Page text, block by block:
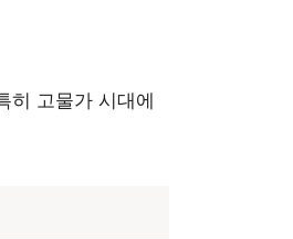
히 고물가 시대에